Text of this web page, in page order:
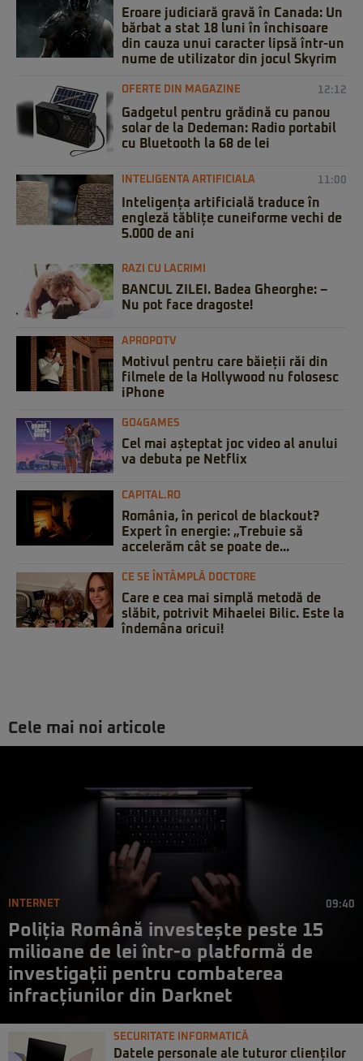
Eroare judiciară gravă în Canada: Un
bărbat a stat 18 luni în închisoare
din cauza unui caracter lipsă într-un
nume de utilizator din jocul Skyrim
OFERTE DIN MAGAZINE 12:12
Gadgetul pentru grădină cu panou
solar de la Dedeman: Radio portabil
cu Bluetooth la 68 de lei
INTELIGENTA ARTIFICIALA 11:00
Inteligența artificială traduce în
engleză tăblițe cuneiforme vechi de
5.000 de ani
RAZI CU LACRIMI
BANCUL ZILEI. Badea Gheorghe: –
Nu pot face dragoste!
APROPOTV
Motivul pentru care băieții răi din
filmele de la Hollywood nu folosesc
iPhone
GO4GAMES
Cel mai așteptat joc video al anului
va debuta pe Netflix
CAPITAL.RO
România, în pericol de blackout?
Expert în energie: „Trebuie să
accelerăm cât se poate de...
CE SE ÎNTÂMPLĂ DOCTORE
Care e cea mai simplă metodă de
slăbit, potrivit Mihaelei Bilic. Este la
îndemâna oricui!
Cele mai noi articole
INTERNET 09:40
Poliția Română investește peste 15
milioane de lei într-o platformă de
investigații pentru combaterea
infracțiunilor din Darknet
SECURITATE INFORMATICĂ
Datele personale ale tuturor clienților